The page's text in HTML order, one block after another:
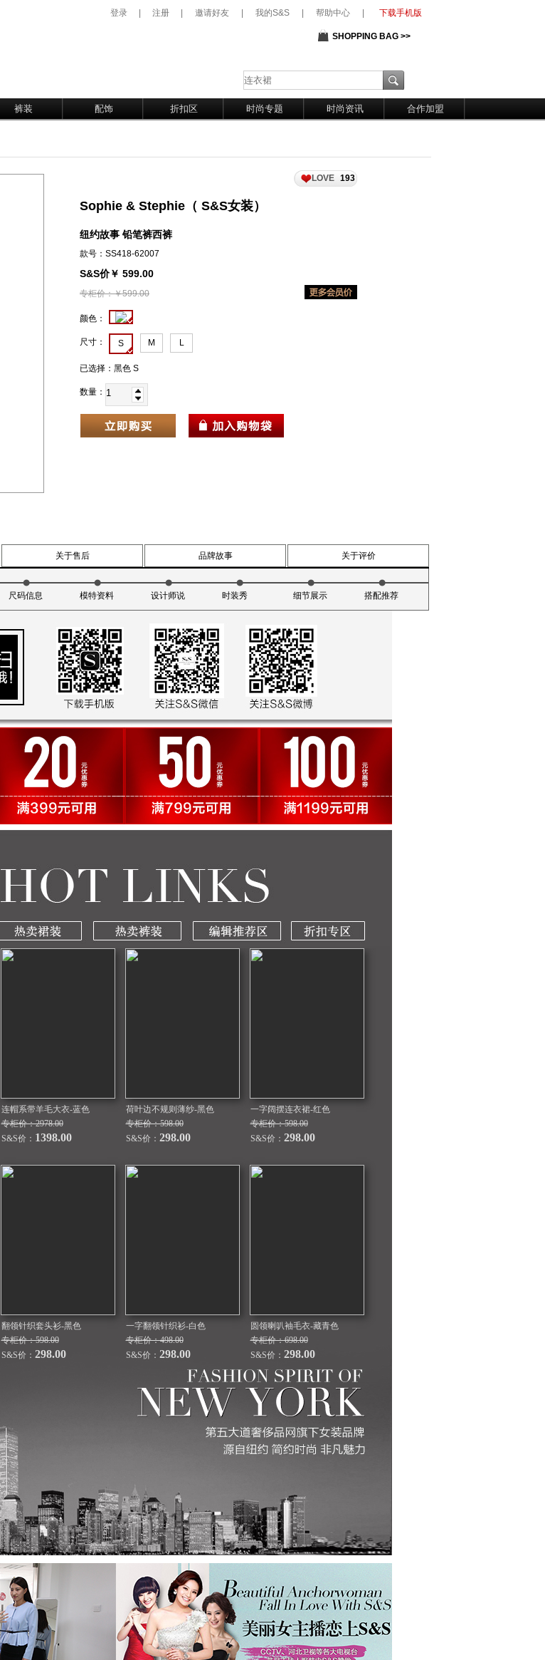
下载手机版
登录 注册 邀请好友 我的S&S 帮助中心
SHOPPING BAG >>
裤装 配饰 折扣区 时尚专题 时尚资讯 合作加盟
LOVE 193
Sophie & Stephie（ S&S女装）
纽约故事 铅笔裤西裤
款号：SS418-62007
S&S价￥ 599.00
专柜价：￥599.00
颜色：
尺寸： S M L
已选择： 黑色 S
数量：
关于售后 品牌故事 关于评价
尺码信息 模特资料 设计师说 时装秀 细节展示 搭配推荐
连帽系带羊毛大衣-蓝色
专柜价：2978.00
S&S价： 1398.00
荷叶边不规则薄纱-黑色
专柜价：598.00
S&S价： 298.00
一字阔摆连衣裙-红色
专柜价：598.00
S&S价： 298.00
翻领针织套头衫-黑色
专柜价：598.00
S&S价： 298.00
一字翻领针织衫-白色
专柜价：498.00
S&S价： 298.00
圆领喇叭袖毛衣-藏青色
专柜价：698.00
S&S价： 298.00